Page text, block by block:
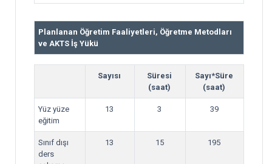
Planlanan Öğretim Faaliyetleri, Öğretme Metodları
ve AKTS İş Yükü
Sayısı
Süresi
(saat)
Sayı*Süre
(saat)
Yüz yüze
eğitim
13 3 39
Sınıf dışı
ders
13 15 195